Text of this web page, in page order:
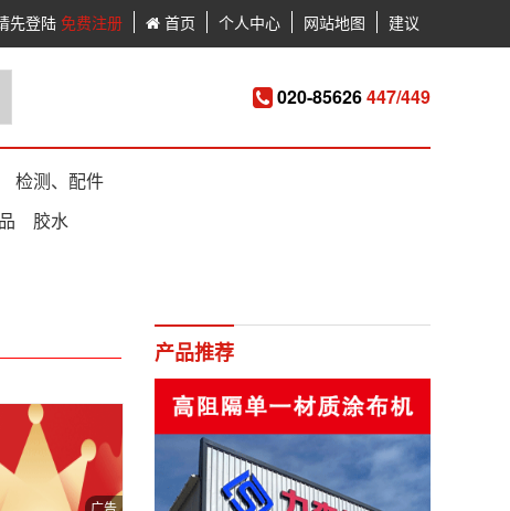
先登陆 免费注册 首页 个人中心 网站地图 建议
020-85626447/449
检测、配件
胶水
产品推荐